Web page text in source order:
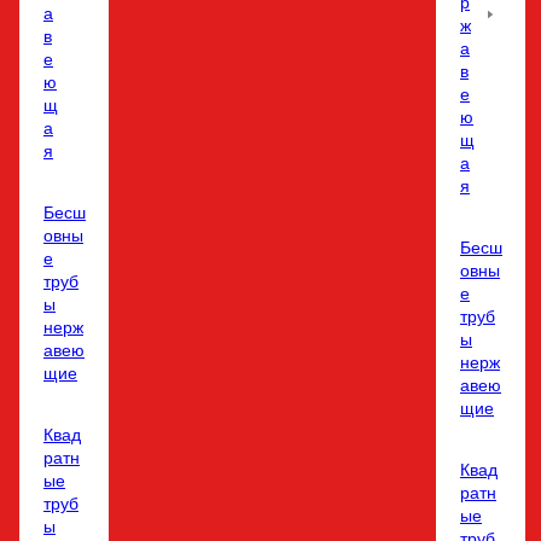
а
в
е
ю
щ
а
я
Бесш
овны
е
труб
ы
нерж
авею
щие
Квад
ратн
ые
труб
ы
ж
а
в
е
ю
щ
а
я
Бесш
овны
е
труб
ы
нерж
авею
щие
Квад
ратн
ые